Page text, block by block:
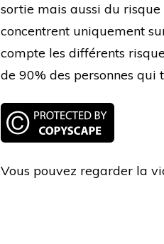
sortie mais aussi du
concentrent uniquement
compte les différents
de 90% des personnes qui
Vous pouvez regarder la